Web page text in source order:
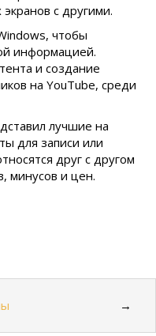
с другими.
чтобы
информацией.
и создание
на YouTube, среди
лучшие на
для записи или
друг с другом
минусов и цен.
→